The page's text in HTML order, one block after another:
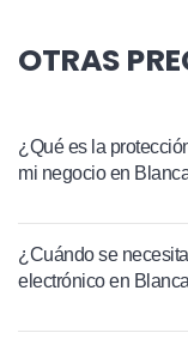
OTRAS
¿Qué es la
mi negocio en
¿Cuándo se
electrónico en